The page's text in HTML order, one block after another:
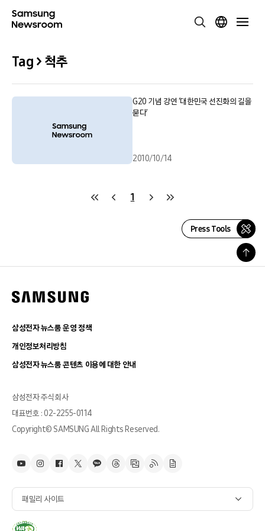
Tag > 척추
G20 기념 강연 ‘대한민국 선진화의 길을
묻다’
2010/10/14
1
Press Tools
삼성전자 뉴스룸 운영 정책
개인정보처리방침
삼성전자 뉴스룸 콘텐츠 이용에 대한 안내
삼성전자 주식회사
대표번호 : 02-2255-0114
Copyright© SAMSUNG All Rights Reserved.
패밀리 사이트